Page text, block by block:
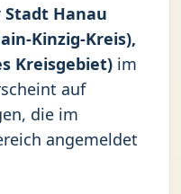
Stadt Hanau
Kinzig-Kreis),
Kreisgebiet) im
auf
die im
angemeldet